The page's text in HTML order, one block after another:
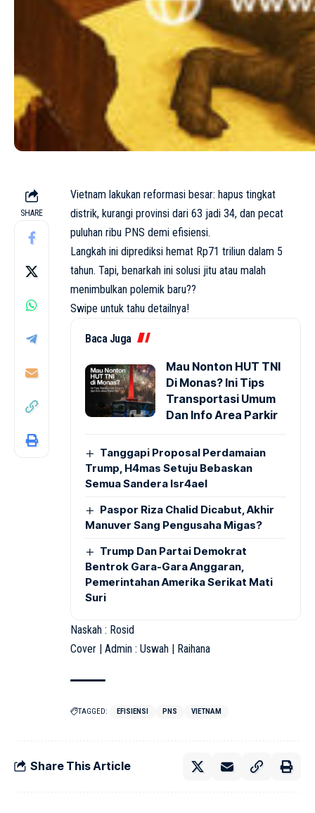
SHARE
Vietnam lakukan reformasi besar: hapus tingkat
distrik, kurangi provinsi dari 63 jadi 34, dan pecat
puluhan ribu PNS demi efisiensi.
Langkah ini diprediksi hemat Rp71 triliun dalam 5
tahun. Tapi, benarkah ini solusi jitu atau malah
menimbulkan polemik baru??
Swipe untuk tahu detailnya!
Baca Juga
Mau Nonton HUT TNI
Di Monas? Ini Tips
Transportasi Umum
Dan Info Area Parkir
Tanggapi Proposal Perdamaian
Trump, H4mas Setuju Bebaskan
Semua Sandera Isr4ael
Paspor Riza Chalid Dicabut, Akhir
Manuver Sang Pengusaha Migas?
Trump Dan Partai Demokrat
Bentrok Gara-Gara Anggaran,
Pemerintahan Amerika Serikat Mati
Suri
Naskah : Rosid
Cover | Admin : Uswah | Raihana
TAGGED: EFISIENSI PNS VIETNAM
Share This Article